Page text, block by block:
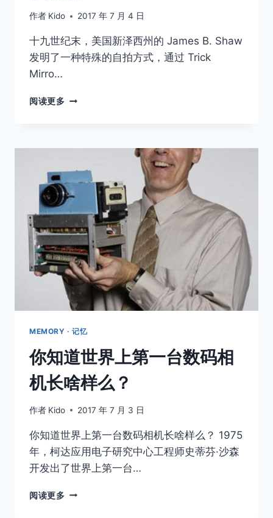
作者 Kido 2017 年 7 月 4 日
十九世纪末，美国新泽西州的 James B. Shaw
发明了一种特殊的自拍方式，通过 Trick
Mirro…
阅读更多 一
人
就
可
以
一
张
照
片
同
时
自
拍
个
度，
怎
么
拍
的？
MEMORY · 记忆
你知道世界上第一台数码相
机长啥样么？
作者 Kido 2017 年 7 月 3 日
你知道世界上第一台数码相机长啥样么？ 1975
年，柯达应用电子研究中心工程师史蒂芬·沙森
开发出了世界上第一台…
阅读更多 你